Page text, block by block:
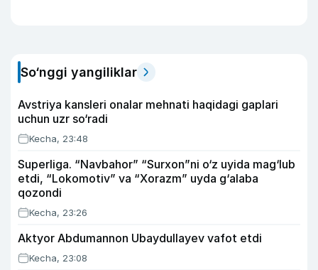
So‘nggi yangiliklar
Avstriya kansleri onalar mehnati haqidagi gaplari
uchun uzr so‘radi
Kecha, 23:48
Superliga. “Navbahor” “Surxon”ni o‘z uyida mag‘lub
etdi, “Lokomotiv” va “Xorazm” uyda g‘alaba
qozondi
Kecha, 23:26
Aktyor Abdu­mannon Ubaydullayev vafot etdi
Kecha, 23:08